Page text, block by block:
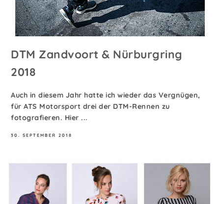
DTM Zandvoort & Nürburgring
2018
Auch in diesem Jahr hatte ich wieder das Vergnügen,
für ATS Motorsport drei der DTM-Rennen zu
fotografieren. Hier ...
30. SEPTEMBER 2018